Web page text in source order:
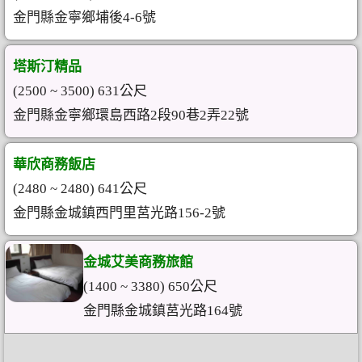
金門縣金寧鄉埔後4-6號
塔斯汀精品
(2500 ~ 3500) 631公尺
金門縣金寧鄉環島西路2段90巷2弄22號
華欣商務飯店
(2480 ~ 2480) 641公尺
金門縣金城鎮西門里莒光路156-2號
金城艾美商務旅館
(1400 ~ 3380) 650公尺
金門縣金城鎮莒光路164號